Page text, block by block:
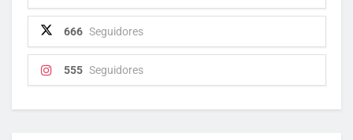
666 Seguidores
555 Seguidores